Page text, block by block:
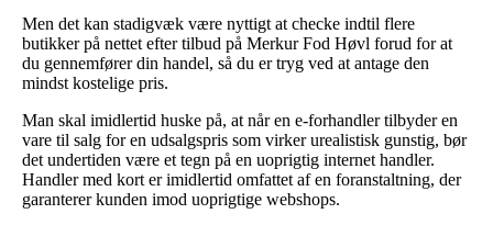
Men det kan stadigvæk være nyttigt at checke indtil flere
butikker på nettet efter tilbud på Merkur Fod Høvl forud for at
du gennemfører din handel, så du er tryg ved at antage den
mindst kostelige pris.
Man skal imidlertid huske på, at når en e-forhandler tilbyder en
vare til salg for en udsalgspris som virker urealistisk gunstig, bør
det undertiden være et tegn på en uoprigtig internet handler.
Handler med kort er imidlertid omfattet af en foranstaltning, der
garanterer kunden imod uoprigtige webshops.